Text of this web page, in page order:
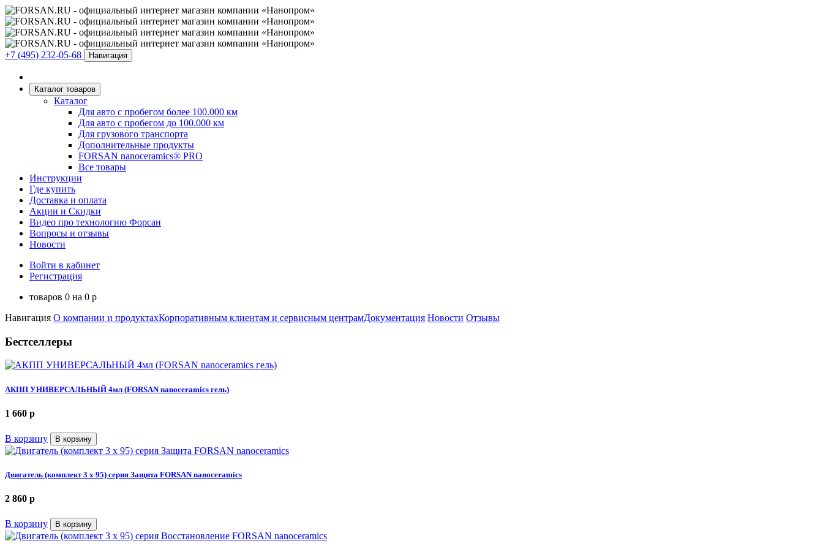
+7 (495) 232-05-68 Навигация
Каталог товаров
Каталог
Для авто с пробегом более 100.000 км
Для авто с пробегом до 100.000 км
Для грузового транспорта
Дополнительные продукты
FORSAN nanoceramics® PRO
Все товары
Инструкции
Где купить
Доставка и оплата
Акции и Скидки
Видео про технологию Форсан
Вопросы и отзывы
Новости
Войти в кабинет
Регистрация
товаров 0 на 0 p
Навигация О компании и продуктахКорпоративным клиентам и сервисным центрамДокументация Новости Отзывы
Бестселлеры
АКПП УНИВЕРСАЛЬНЫЙ 4мл (FORSAN nanoceramics гель)
1 660 p
В корзину В корзину
Двигатель (комплект 3 х 95) серия Защита FORSAN nanoceramics
2 860 p
В корзину В корзину